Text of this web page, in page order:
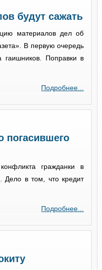
будут сажать
материалов дел об
В первую очередь
гаишников. Поправки в
Подробнее...
погасившего
гражданки в
Дело в том, что кредит
Подробнее...